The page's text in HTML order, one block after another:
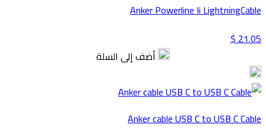
Anker Powerline Ii LightningCable
21.05 $
Anker cable USB C to USB C Cable